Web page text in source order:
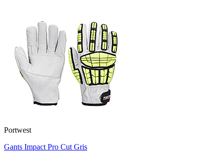
Portwest
Gants Impact Pro Cut Gris